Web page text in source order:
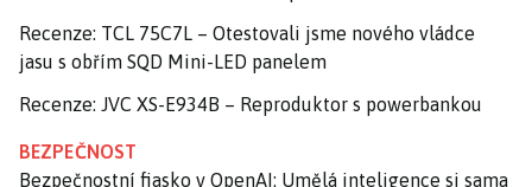
Recenze: TCL 75C7L – Otestovali jsme nového vládce
jasu s obřím SQD Mini-LED panelem
Recenze: JVC XS-E934B – Reproduktor s powerbankou
BEZPEČNOST
Bezpečnostní fiasko v OpenAI: Umělá inteligence si sama